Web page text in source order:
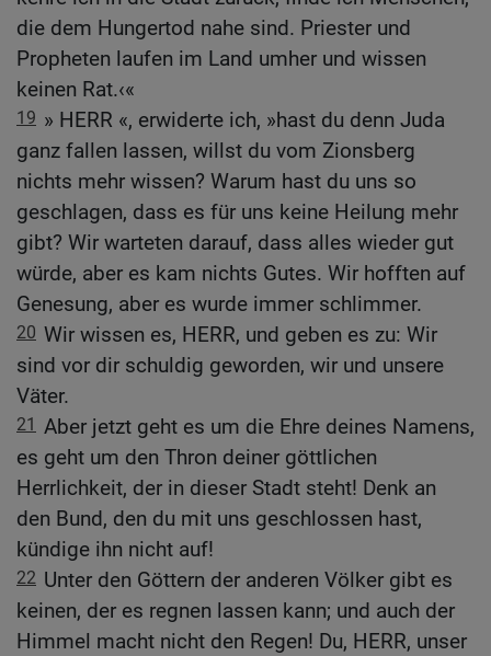
die dem Hungertod nahe sind. Priester und
Propheten laufen im Land umher und wissen
keinen Rat.‹«
19 » HERR «, erwiderte ich, »hast du denn Juda
ganz fallen lassen, willst du vom Zionsberg
nichts mehr wissen? Warum hast du uns so
geschlagen, dass es für uns keine Heilung mehr
gibt? Wir warteten darauf, dass alles wieder gut
würde, aber es kam nichts Gutes. Wir hofften auf
Genesung, aber es wurde immer schlimmer.
20 Wir wissen es, HERR, und geben es zu: Wir
sind vor dir schuldig geworden, wir und unsere
Väter.
21 Aber jetzt geht es um die Ehre deines Namens,
es geht um den Thron deiner göttlichen
Herrlichkeit, der in dieser Stadt steht! Denk an
den Bund, den du mit uns geschlossen hast,
kündige ihn nicht auf!
22 Unter den Göttern der anderen Völker gibt es
keinen, der es regnen lassen kann; und auch der
Himmel macht nicht den Regen! Du, HERR, unser